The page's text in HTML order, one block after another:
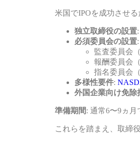
米国でIPOを成功させ
独立取締役の設置
必須委員会の設置:
監査委員会
報酬委員会（
指名委員会（
多様性要件:
外国企業向け免除
準備期間: 通常6〜9ヵ
これらを踏まえ、取締